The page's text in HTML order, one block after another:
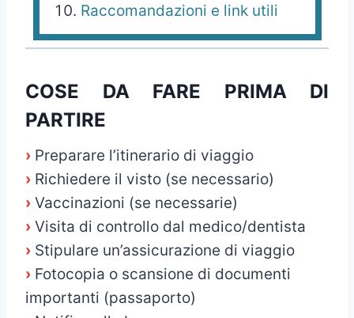
Raccomandazioni e link utili
COSE DA FARE PRIMA DI
PARTIRE
› Preparare l’itinerario di viaggio
› Richiedere il visto (se necessario)
› Vaccinazioni (se necessarie)
› Visita di controllo dal medico/dentista
› Stipulare un’assicurazione di viaggio
› Fotocopia o scansione di documenti
importanti (passaporto)